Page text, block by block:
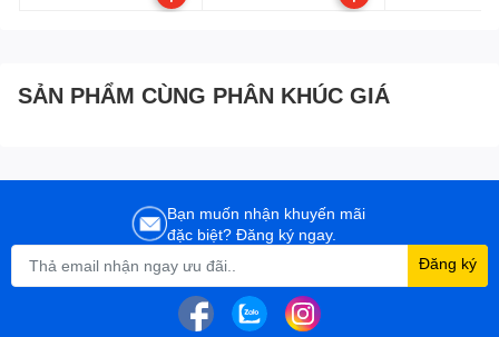
SẢN PHẨM CÙNG PHÂN KHÚC GIÁ
Bạn muốn nhận khuyến mãi
đặc biệt? Đăng ký ngay.
Đăng ký